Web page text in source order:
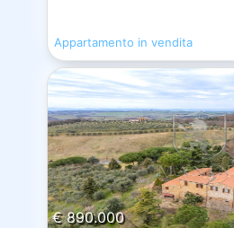
Appartamento in vendita
€ 890.000